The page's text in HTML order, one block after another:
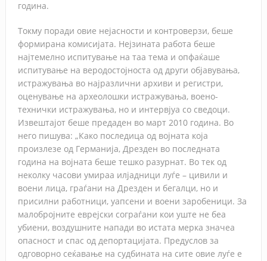
година.
Токму поради овие нејасности и контроверзи, беше
формирана комисијата. Нејзината работа беше
најтемелно испитување на таа тема и опфаќаше
испитување на веродостојноста од други објавувања,
истражувања во најразлични архиви и регистри,
оценување на археолошки истражувања, воено-
технички истражувања, но и интервјуа со сведоци.
Извештајот беше предаден во март 2010 година. Во
него пишува: „Како последица од војната која
произлезе од Германија, Дрезден во последната
година на војната беше тешко разурнат. Во тек од
неколку часови умираа илјадници луѓе – цивили и
воени лица, граѓани на Дрезден и бегалци, но и
присилни работници, уапсени и воени заробеници. За
малобројните еврејски сограѓани кои уште не беа
убиени, воздушните напади во истата мерка значеа
опасност и спас од депортацијата. Предуслов за
одговорно сеќавање на судбината на сите овие луѓе е